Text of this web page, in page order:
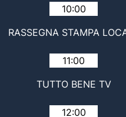
10:00
RASSEGNA STAMPA
11:00
TUTTO BENE TV
12:00